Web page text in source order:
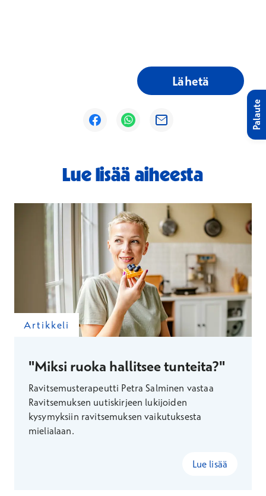
Lähetä
Avautuu uuteen ikkunaan
Avautuu uuteen ikkunaan
Avautuu uuteen ikkunaan
Lue lisää aiheesta
Artikkeli
"Miksi ruoka hallitsee tunteita?"
Ravitsemusterapeutti Petra Salminen vastaa
Ravitsemuksen uutiskirjeen lukijoiden
kysymyksiin ravitsemuksen vaikutuksesta
mielialaan.
Lue lisää
Palaute